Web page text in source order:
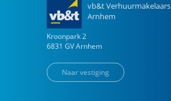
vb&t Verhuurmakelaars
Arnhem
Kroonpark 2
6831 GV Arnhem
Naar vestiging